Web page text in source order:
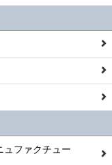
ュファクチュー